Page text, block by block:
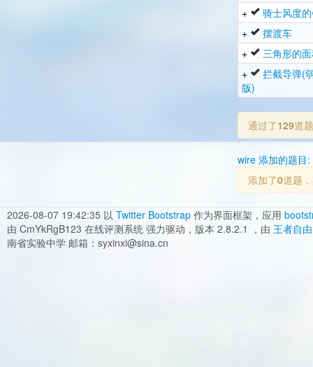
+
骑士风度
+
摆渡车
+
三角形的
+
拦截导弹(
版)
通过了129道
wire 添加的题目:
添加了0道题
2026-08-07 19:42:35 以 Twitter Bootstrap 作为界面框架，应用
由 CmYkRgB123 在线评测系统 强力驱动，版本 2.8.2.1 ，由 王者自由
南省实验中学 邮箱：syxinxi@sina.cn